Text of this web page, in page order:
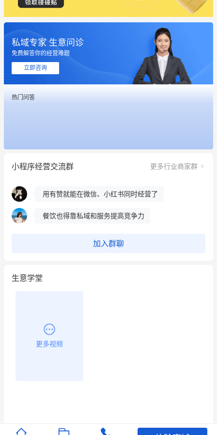
私域专家 生意问诊
免费解答你的经营难题
立即咨询
热门问答
小程序经营交流群 更多行业商家群
这个营销策划案例推荐大家看一下
用有赞就能在微信、小红书同时经营了
冰墩墩货源充足需要的联系我
这个营销策划案例推荐大家看一下
用有赞就能在微信、小红书同时经营了
餐饮也得靠私域和服务提高竞争力
加入群聊
生意学堂
更多视频